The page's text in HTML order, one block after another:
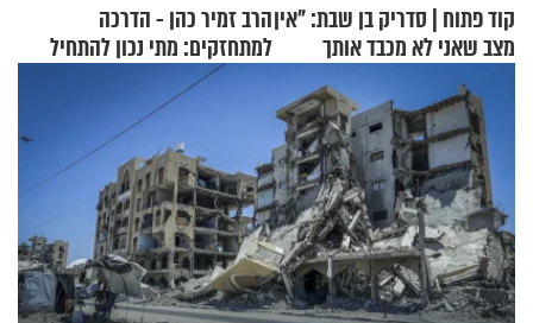
קוד פתוח | סדריק בן שבת: "אין
מצב שאני לא מכבד אותך
בבוקר בהנחת תפילין"
הרב זמיר כהן - הדרכה
למתחזקים: מתי נכון להתחיל
עם לבישת הציצית?